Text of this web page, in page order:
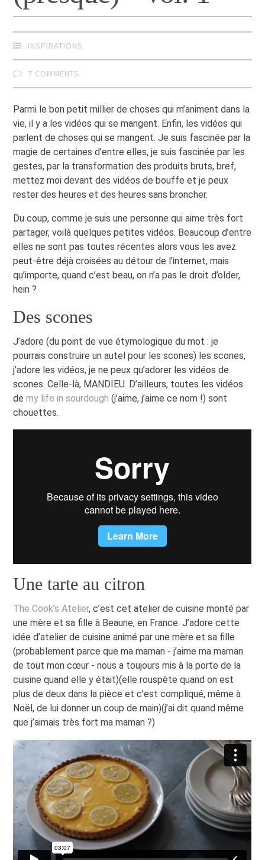
INSPIRATIONS
7 COMMENTS
Parmi le bon petit millier de choses qui m’animent dans la
vie, il y a les vidéos qui se mangent. Enfin, les vidéos qui
parlent de choses qui se mangent. Je suis fascinée par la
magie de certaines d’entre elles, je suis fascinée par les
gestes, par la transformation des produits bruts, bref,
mettez moi devant des vidéos de bouffe et je peux
rester des heures et des heures sans broncher.
Du coup, comme je suis une personne qui aime très fort
partager, voilà quelques petites vidéos. Beaucoup d’entre
elles ne sont pas toutes récentes alors vous les avez
peut-être déjà croisées au détour de l’internet, mais
qu’importe, quand c’est beau, on n’a pas le droit d’older,
hein ?
Des scones
J’adore (du point de vue étymologique du mot : je
pourrais construire un autel pour les scones) les scones,
j’adore les vidéos, je ne peux qu’adorer les vidéos de
scones. Celle-là, MANDIEU. D’ailleurs, toutes les vidéos
demy life in sourdough (j’aime, j’aime ce nom !) sont
chouettes.
Une tarte au citron
The Cook’s Atelier, c’est cet atelier de cuisine monté par
une mère et sa fille à Beaune, en France. J’adore cette
idée d’atelier de cuisine animé par une mère et sa fille
(probablement parce que ma maman - j’aime ma maman
de tout mon cœur - nous a toujours mis à la porte de la
cuisine quand elle y était)(elle rouspète quand on est
plus de deux dans la pièce et c’est compliqué, même à
Noël, de lui donner un coup de main)(j’ai dit quand même
que j’aimais très fort ma maman ?)